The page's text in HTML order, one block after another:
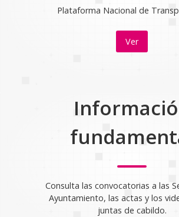
Plataforma Nacional de
Ver
Consulta las convocatorias a las
Ayuntamiento, las actas y los
juntas de cabildo.